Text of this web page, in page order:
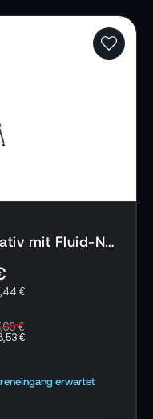
Stativsystem
zugeschnitten.
150C den
Carbon-
Präzision
und
– powered byLibec TH-650EX Videostativ mit Fluid-Neiger
€
€
€
erwartet